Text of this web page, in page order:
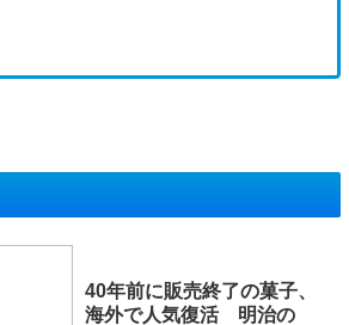
40年前に販売終了の菓子、
海外で人気復活 明治の